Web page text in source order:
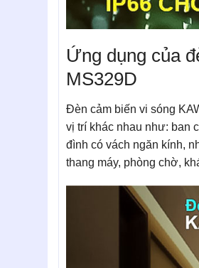
Ứng dụng của
MS329D
Đèn cảm biến vi sóng
vị trí khác nhau như: ban
đình có vách ngăn kính,
thang máy, phòng chờ,